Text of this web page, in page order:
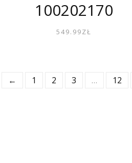
100202170
549.99ZŁ
← 1 2 3 … 12